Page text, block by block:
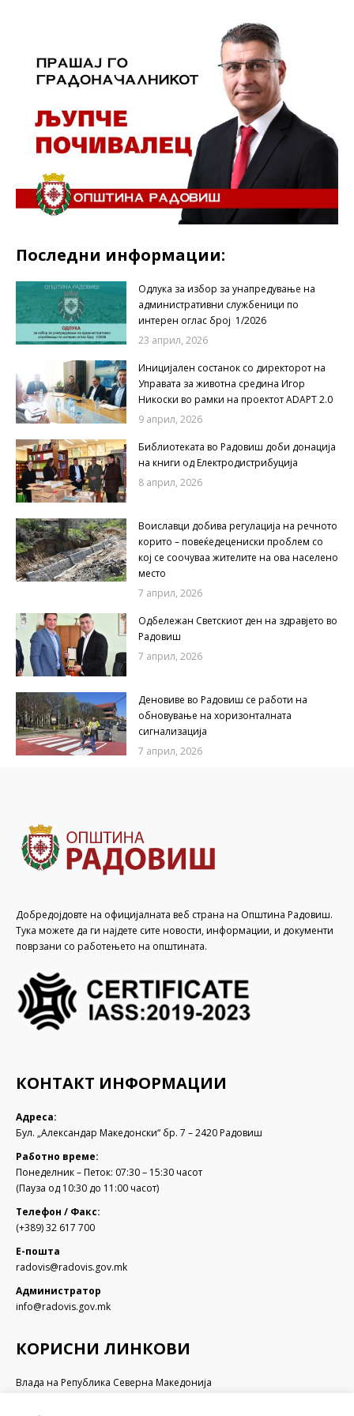
Последни информации:
Одлука за избор за унапредување на
административни службеници по
интерен оглас број 1/2026
23 април, 2026
Иницијален состанок со директорот на
Управата за животна средина Игор
Никоски во рамки на проектот ADAPT 2.0
9 април, 2026
Библиотеката во Радовиш доби донација
на книги од Електродистрибуција
8 април, 2026
Воиславци добива регулација на речното
корито – повеќедецениски проблем со
кој се соочуваа жителите на ова населено
место
7 април, 2026
Одбележан Светскиот ден на здравјето во
Радовиш
7 април, 2026
Деновиве во Радовиш се работи на
обновување на хоризонталната
сигнализација
7 април, 2026
Добредојдовте на официјалната веб страна на Општина Радовиш.
Тука можете да ги најдете сите новости, информации, и документи
поврзани со работењето на општината.
КОНТАКТ ИНФОРМАЦИИ
Адреса:
Бул. „Александар Македонски“ бр. 7 – 2420 Радовиш
Работно време:
Понеделник – Петок: 07:30 – 15:30 часот
(Пауза од 10:30 до 11:00 часот)
Телефон / Факс:
(+389) 32 617 700
Е-пошта
radovis@radovis.gov.mk
Администратор
info@radovis.gov.mk
КОРИСНИ ЛИНКОВИ
Влада на Република Северна Македонија